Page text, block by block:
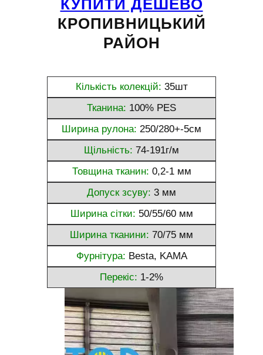
КУПИТИ ДЕШЕВО
КРОПИВНИЦЬКИЙ
РАЙОН
Кількість колекцій: 35шт
Тканина: 100% PES
Ширина рулона: 250/280+-5см
Щільність: 74-191г/м
Товщина тканин: 0,2-1 мм
Допуск зсуву: 3 мм
Ширина сітки: 50/55/60 мм
Ширина тканини: 70/75 мм
Фурнітура: Besta, KAMA
Перекіс: 1-2%